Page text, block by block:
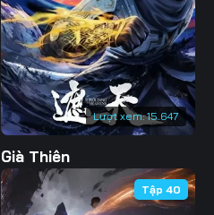
Lượt xem:15.647
Già Thiên
Tập 40